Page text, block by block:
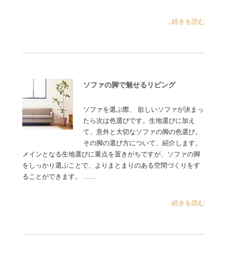
...続きを読む
ソファの脚で魅せるリビング
ソファを選ぶ際、 欲しいソファが決まっ
たら次は色選びです。生地選びに加え
て、意外と大切なソファの脚の色選び。
その脚の選び方について、紹介します。
メインとなる生地選びに重点を置きがちですが、ソファの脚
をしっかり選ぶことで、よりまとまりのある空間づくりをす
ることができます。 ……
...続きを読む